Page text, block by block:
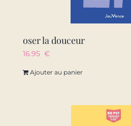
oser la douceur
16.95 €
Ajouter au panier